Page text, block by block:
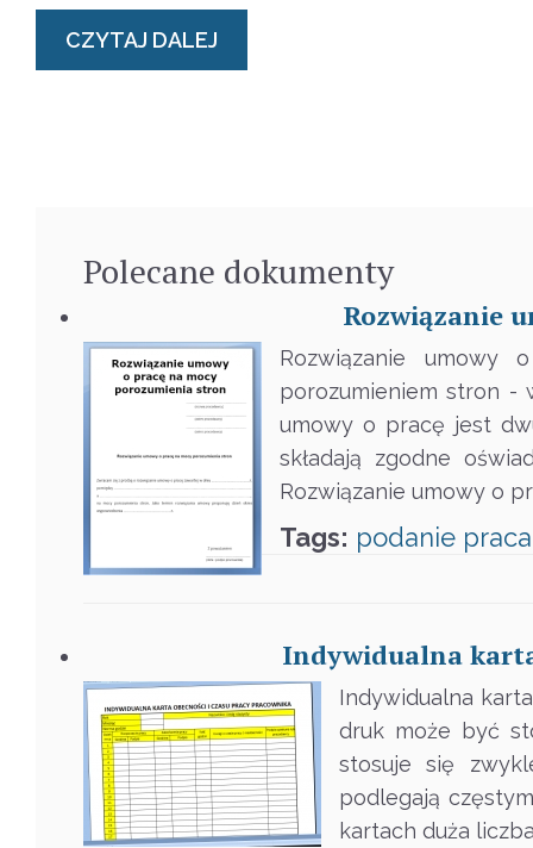
CZYTAJ DALEJ
Polecane dokumenty
Rozwiązanie
Rozwiązanie umowy
porozumieniem stron -
umowy o pracę jest
składają zgodne
Rozwiązanie umowy o
Tags: podanie praca
Indywidualna
Indywidualna
druk może być
stosuje się
podlegają
kartach duża